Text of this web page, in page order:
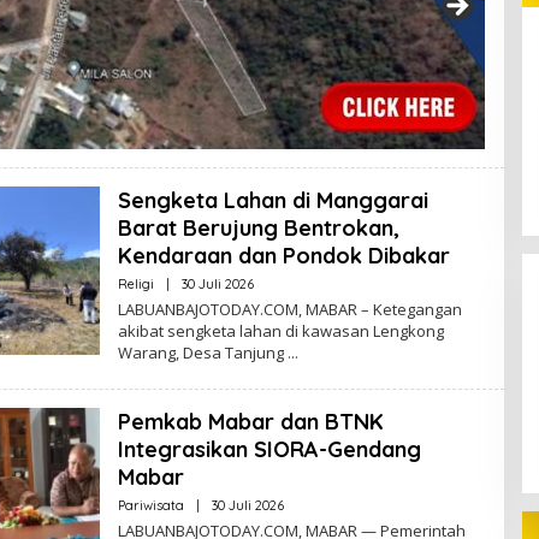
Sengketa Lahan di Manggarai
Barat Berujung Bentrokan,
Kendaraan dan Pondok Dibakar
Religi 30 Juli 2026Oleh
LABUANBAJOTODAY.COM, MABAR – Ketegangan
akibat sengketa lahan di kawasan Lengkong
Warang, Desa Tanjung
Pemkab Mabar dan BTNK
Integrasikan SIORA-Gendang
Mabar
Pariwisata 30 Juli 2026Oleh
LABUANBAJOTODAY.COM, MABAR — Pemerintah
Pinjol Ilegal: Ketika Fintech